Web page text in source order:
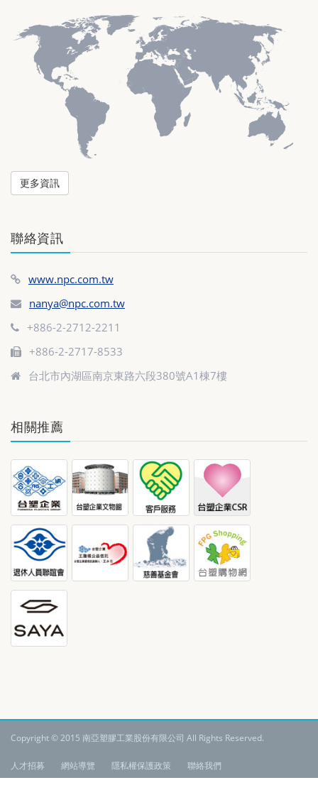
更多資訊
聯絡資訊
www.npc.com.tw
nanya@npc.com.tw
+886-2-2712-2211
+886-2-2717-8533
台北市內湖區南京東路六段380號A1棟7樓
相關推薦
Copyright © 2015 南亞塑膠工業股份有限公司 All Rights Reserved.
人才招募 網站導覽 隱私權保護政策
聯絡我們